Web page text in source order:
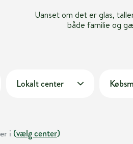
Uanset om det er glas,
både familie og
Lokalt center
i (vælg center)